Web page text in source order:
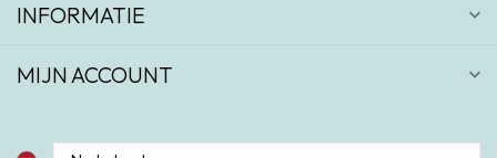
INFORMATIE
MIJN ACCOUNT